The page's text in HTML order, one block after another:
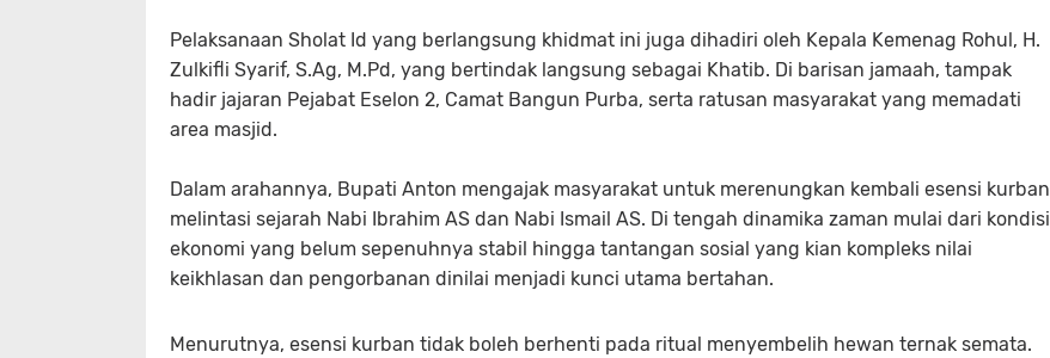
​Pelaksanaan Sholat Id yang berlangsung khidmat ini juga dihadiri oleh Kepala Kemenag Rohul, H.
Zulkifli Syarif, S.Ag, M.Pd, yang bertindak langsung sebagai Khatib. Di barisan jamaah, tampak
hadir jajaran Pejabat Eselon 2, Camat Bangun Purba, serta ratusan masyarakat yang memadati
area masjid.
​Dalam arahannya, Bupati Anton mengajak masyarakat untuk merenungkan kembali esensi kurban
melintasi sejarah Nabi Ibrahim AS dan Nabi Ismail AS. Di tengah dinamika zaman mulai dari kondisi
ekonomi yang belum sepenuhnya stabil hingga tantangan sosial yang kian kompleks nilai
keikhlasan dan pengorbanan dinilai menjadi kunci utama bertahan.
​Menurutnya, esensi kurban tidak boleh berhenti pada ritual menyembelih hewan ternak semata.